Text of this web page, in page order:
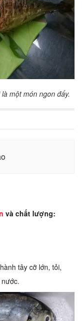
một món ngon đấy.
và chất lượng:
tây cỡ lớn, tỏi,